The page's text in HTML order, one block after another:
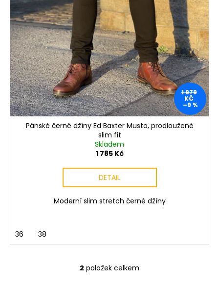
1 979
KČ
–9 %
Pánské černé džíny Ed Baxter Musto, prodloužené
slim fit
Skladem
1 785 Kč
DETAIL
Moderní slim stretch černé džíny
36 38
O
2 položek celkem